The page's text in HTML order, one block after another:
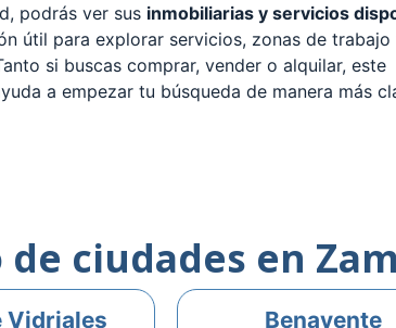
podrás ver sus inmobiliarias y servicios
útil para explorar servicios, zonas de
si buscas comprar, vender o alquilar, este
a empezar tu búsqueda de manera más
de ciudades en
Vidriales Benavente